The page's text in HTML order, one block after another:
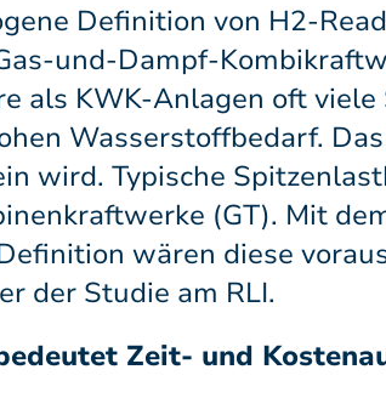
Definition von H2-
und-Dampf-
als KWK-Anlagen oft viele
Wasserstoffbedarf.
wird. Typische
(GT). Mit
wären diese
der Studie am RLI.
Zeit- und